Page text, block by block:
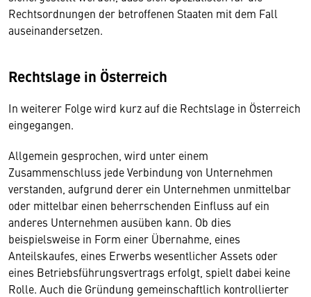
Rechtsordnungen der betroffenen Staaten mit dem Fall
auseinandersetzen.
Rechtslage in Österreich
In weiterer Folge wird kurz auf die Rechtslage in Österreich
eingegangen.
Allgemein gesprochen, wird unter einem
Zusammenschluss jede Verbindung von Unternehmen
verstanden, aufgrund derer ein Unternehmen unmittelbar
oder mittelbar einen beherrschenden Einfluss auf ein
anderes Unternehmen ausüben kann. Ob dies
beispielsweise in Form einer Übernahme, eines
Anteilskaufes, eines Erwerbs wesentlicher Assets oder
eines Betriebsführungsvertrags erfolgt, spielt dabei keine
Rolle. Auch die Gründung gemeinschaftlich kontrollierter